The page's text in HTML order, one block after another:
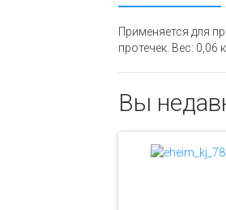
Применяется для
протечек. Вес: 0,06
Вы